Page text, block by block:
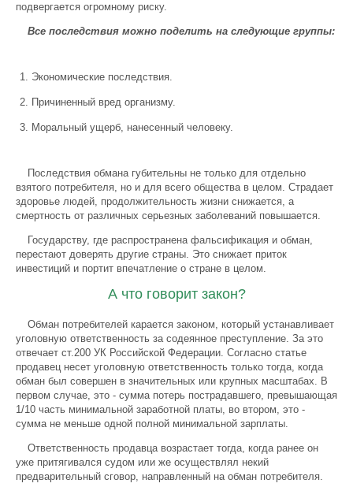
подвергается огромному риску.
Все последствия можно поделить на следующие группы:
Экономические последствия.
Причиненный вред организму.
Моральный ущерб, нанесенный человеку.
Последствия обмана губительны не только для отдельно
взятого потребителя, но и для всего общества в целом. Страдает
здоровье людей, продолжительность жизни снижается, а
смертность от различных серьезных заболеваний повышается.
Государству, где распространена фальсификация и обман,
перестают доверять другие страны. Это снижает приток
инвестиций и портит впечатление о стране в целом.
А что говорит закон?
Обман потребителей карается законом, который устанавливает
уголовную ответственность за содеянное преступление. За это
отвечает ст.200 УК Российской Федерации. Согласно статье
продавец несет уголовную ответственность только тогда, когда
обман был совершен в значительных или крупных масштабах. В
первом случае, это - сумма потерь пострадавшего, превышающая
1/10 часть минимальной заработной платы, во втором, это -
сумма не меньше одной полной минимальной зарплаты.
Ответственность продавца возрастает тогда, когда ранее он
уже притягивался судом или же осуществлял некий
предварительный сговор, направленный на обман потребителя.